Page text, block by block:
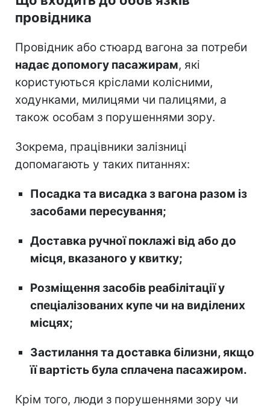
провідника
Провідник або стюард вагона за потреби
надає допомогу пасажирам, які
користуються кріслами колісними,
ходунками, милицями чи палицями, а
також особам з порушеннями зору.
Зокрема, працівники залізниці
допомагають у таких питаннях:
Посадка та висадка з вагона разом із
засобами пересування;
Доставка ручної поклажі від або до
місця, вказаного у квитку;
Розміщення засобів реабілітації у
спеціалізованих купе чи на виділених
місцях;
Застилання та доставка білизни, якщо
її вартість була сплачена пасажиром.
Крім того, люди з порушеннями зору чи